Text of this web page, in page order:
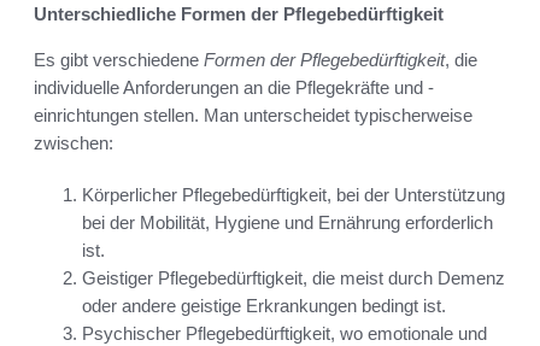
Unterschiedliche Formen der Pflegebedürftigkeit
Es gibt verschiedene Formen der Pflegebedürftigkeit, die
individuelle Anforderungen an die Pflegekräfte und -
einrichtungen stellen. Man unterscheidet typischerweise
zwischen:
Körperlicher Pflegebedürftigkeit, bei der Unterstützung
bei der Mobilität, Hygiene und Ernährung erforderlich
ist.
Geistiger Pflegebedürftigkeit, die meist durch Demenz
oder andere geistige Erkrankungen bedingt ist.
Psychischer Pflegebedürftigkeit, wo emotionale und